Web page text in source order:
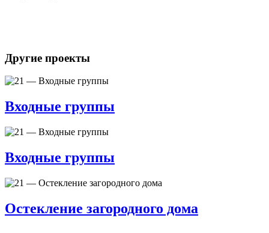
Другие проекты
Входные группы
Входные группы
Остекление загородного дома